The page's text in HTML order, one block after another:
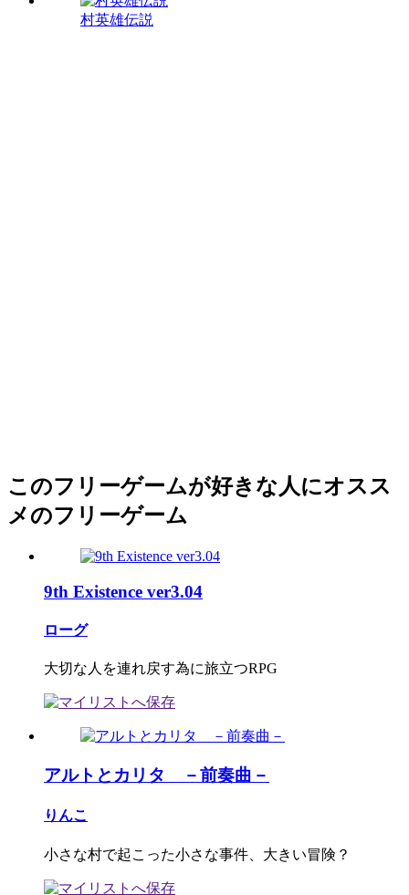
村英雄伝説
このフリーゲームが好きな人にオスス
メのフリーゲーム
9th Existence ver3.04
ローグ
大切な人を連れ戻す為に旅立つRPG
アルトとカリタ －前奏曲－
りんこ
小さな村で起こった小さな事件、大きい冒険？